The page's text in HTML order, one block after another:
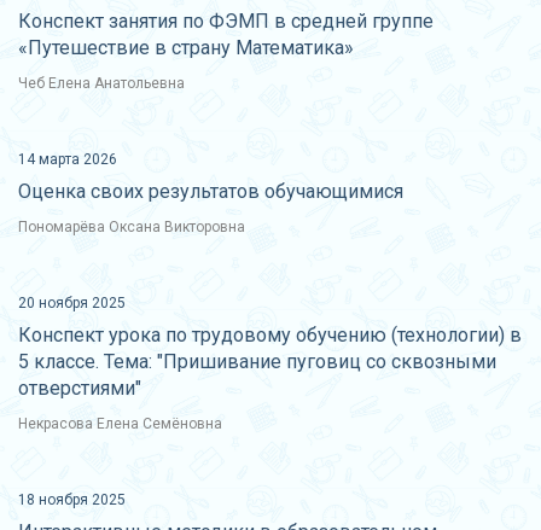
Конспект занятия по ФЭМП в средней группе
«Путешествие в страну Математика»
Чеб Елена Анатольевна
14 марта 2026
Оценка своих результатов обучающимися
Пономарёва Оксана Викторовна
20 ноября 2025
Конспект урока по трудовому обучению (технологии) в
5 классе. Тема: "Пришивание пуговиц со сквозными
отверстиями"
Некрасова Елена Семёновна
18 ноября 2025